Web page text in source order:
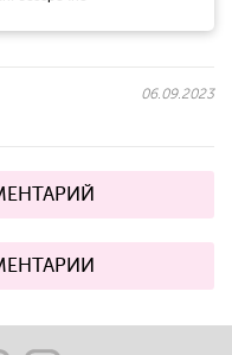
06.09.2023